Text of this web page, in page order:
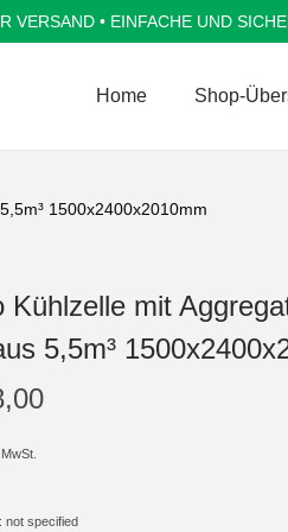
VERSAND • EINFACHE UND
Home Shop-
1500x2400x2010mm
Kühlzelle mit
5,5m³
not specified